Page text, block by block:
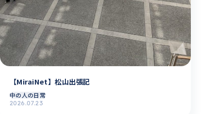
【MiraiNet】松山出張記
中の人の日常
2026.07.23